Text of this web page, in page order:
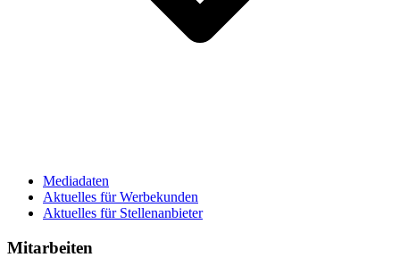
Mediadaten
Aktuelles für Werbekunden
Aktuelles für Stellenanbieter
Mitarbeiten